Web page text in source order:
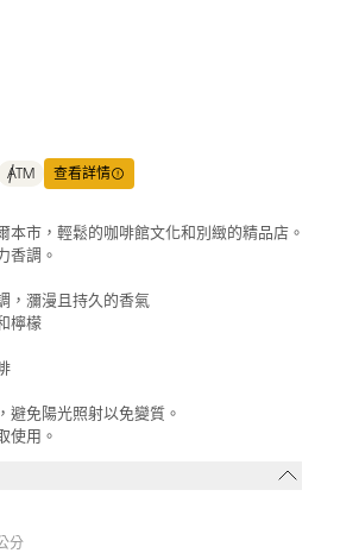
ATM 查看詳情
本市，輕鬆的咖啡館文化和別緻的精品店。
香調。
，瀰漫且持久的香氣
檸檬
避免陽光照射以免變質。
使用。
分